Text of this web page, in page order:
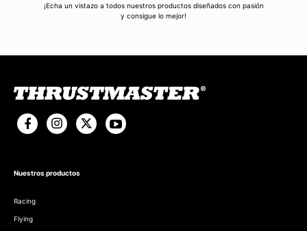
¡Echa un vistazo a todos nuestros productos diseñados con pasión
y consigue lo mejor!
Nuestros productos
Racing
Flying